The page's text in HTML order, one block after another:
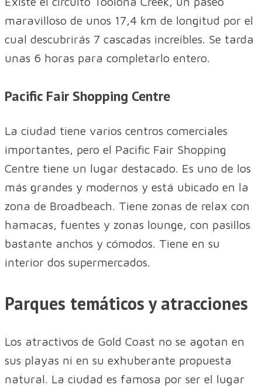
maravilloso de unos 17,4 km de longitud por el
cual descubrirás 7 cascadas increíbles. Se tarda
unas 6 horas para completarlo entero.
Pacific Fair Shopping Centre
La ciudad tiene varios centros comerciales
importantes, pero el Pacific Fair Shopping
Centre tiene un lugar destacado. Es uno de los
más grandes y modernos y está ubicado en la
zona de Broadbeach. Tiene zonas de relax con
hamacas, fuentes y zonas lounge, con pasillos
bastante anchos y cómodos. Tiene en su
interior dos supermercados.
Parques temáticos y atracciones
Los atractivos de Gold Coast no se agotan en
sus playas ni en su exhuberante propuesta
natural. La ciudad es famosa por ser el lugar